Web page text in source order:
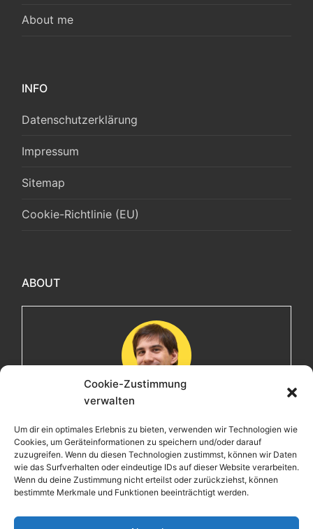
Cookie-Zustimmung
verwalten
Um dir ein optimales Erlebnis zu bieten, verwenden wir Technologien wie
Cookies, um Geräteinformationen zu speichern und/oder darauf
zuzugreifen. Wenn du diesen Technologien zustimmst, können wir Daten
wie das Surfverhalten oder eindeutige IDs auf dieser Website verarbeiten.
Wenn du deine Zustimmung nicht erteilst oder zurückziehst, können
bestimmte Merkmale und Funktionen beeinträchtigt werden.
About me
INFO
Datenschutzerklärung
Impressum
Sitemap
Cookie-Richtlinie (EU)
ABOUT
Herzlich willkommen! Ich bin Max, ein Informatiker mit
über 15 Jahren Berufserfahrung. Hier teile ich meine
Leidenschaften, Erlebnisse und Perspektiven. Ich lade
dich ein, gemeinsam mit mir auf eine Entdeckungsreise